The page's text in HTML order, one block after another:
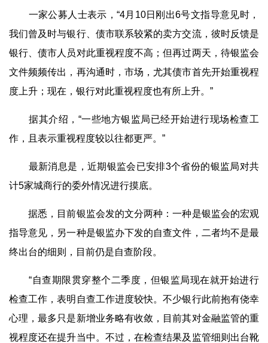
一家公募人士表示，“4月10日刚出6号文指导意见时，
我们曾及时与银行、债市联系较紧的卖方交流，彼时反馈是
银行、债市人员对此重视程度不高；但再过两天，待银监会
文件频频传出，再沟通时，市场，尤其债市首先开始重视程
度上升；现在，银行对此重视程度也有所上升。”
据其介绍，“一些地方银监局已经开始进行现场检查工
作，且表示重视程度较以往都更严。”
最新消息是，近期银监会已安排3个省份的银监局对共
计5家城商行的委外情况进行摸底。
据悉，目前银监会发的文分两种：一种是银监会的宏观
指导意见，另一种是银监办下发的自查文件，二者均不是最
终出台的细则，目前仍是自查阶段。
“自查期限贯穿整个二季度，但银监局现在就开始进行
检查工作，表明自查工作进度较快。不少银行此前抱有侥幸
心理，最多只是新增业务略有收敛，目前其对金融监管的重
视程度还在提升当中。不过，在检查结果及监管细则出台靴